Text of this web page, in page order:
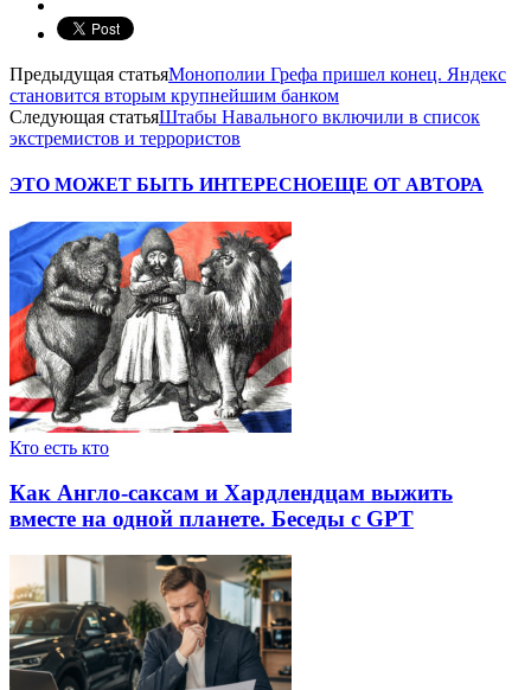
Предыдущая статьяМонополии Грефа пришел конец. Яндекс
становится вторым крупнейшим банком
Следующая статьяШтабы Навального включили в список
экстремистов и террористов
ЭТО МОЖЕТ БЫТЬ ИНТЕРЕСНОЕЩЕ ОТ АВТОРА
Кто есть кто
Как Англо-саксам и Хардлендцам выжить
вместе на одной планете. Беседы с GPT